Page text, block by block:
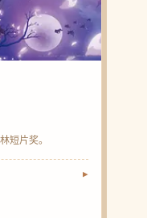
短片奖。
▶